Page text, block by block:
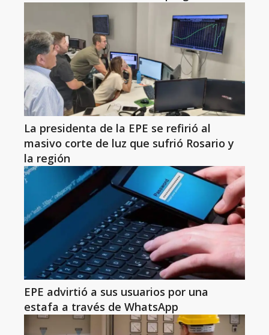
La presidenta de la EPE se refirió al
masivo corte de luz que sufrió Rosario y
la región
EPE advirtió a sus usuarios por una
estafa a través de WhatsApp